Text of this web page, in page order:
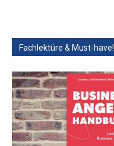
Fachlektüre & Must-have!